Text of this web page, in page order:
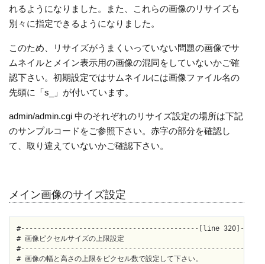
れるようになりました。また、これらの画像のリサイズも
別々に指定できるようになりました。
このため、リサイズがうまくいっていない問題の画像でサ
ムネイルとメイン表示用の画像の混同をしていないかご確
認下さい。初期設定ではサムネイルには画像ファイル名の
先頭に「s_」が付いています。
admin/admin.cgi 中のそれぞれのリサイズ設定の場所は下記
のサンプルコードをご参照下さい。赤字の部分を確認し
て、取り違えていないかご確認下さい。
メイン画像のサイズ設定
#-------------------------------------------[line 320]--
# 画像ピクセルサイズの上限設定
# 画像の幅と高さの上限をピクセル数で設定して下さい。